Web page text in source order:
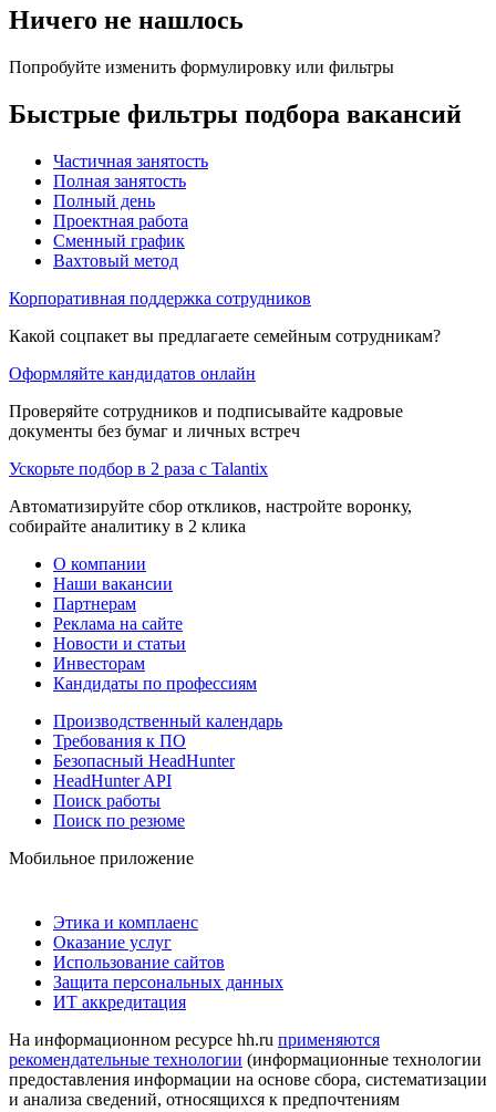
Ничего не нашлось
Попробуйте изменить формулировку или фильтры
Быстрые фильтры подбора вакансий
Частичная занятость
Полная занятость
Полный день
Проектная работа
Сменный график
Вахтовый метод
Корпоративная поддержка сотрудников
Какой соцпакет вы предлагаете семейным сотрудникам?
Оформляйте кандидатов онлайн
Проверяйте сотрудников и подписывайте кадровые
документы без бумаг и личных встреч
Ускорьте подбор в 2 раза с Talantix
Автоматизируйте сбор откликов, настройте воронку,
собирайте аналитику в 2 клика
О компании
Наши вакансии
Партнерам
Реклама на сайте
Новости и статьи
Инвесторам
Кандидаты по профессиям
Производственный календарь
Требования к ПО
Безопасный HeadHunter
HeadHunter API
Поиск работы
Поиск по резюме
Мобильное приложение
Этика и комплаенс
Оказание услуг
Использование сайтов
Защита персональных данных
ИТ аккредитация
На информационном ресурсе hh.ru применяются
рекомендательные технологии (информационные технологии
предоставления информации на основе сбора, систематизации
и анализа сведений, относящихся к предпочтениям